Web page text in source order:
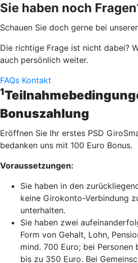
Sie haben noch
Schauen Sie doch gerne bei
Die richtige Frage ist nicht dabei?
auch persönlich weiter.
FAQs Kontakt
1
Bonuszahlung
Eröffnen Sie Ihr erstes PSD
bedanken uns mit 100 Euro Bonus.
Voraussetzungen:
Sie haben in den
keine Girokonto-Verbindung
unterhalten.
Sie haben zwei
Form von Gehalt, Lohn,
mind. 700 Euro; bei Personen
bis zu 350 Euro. Bei